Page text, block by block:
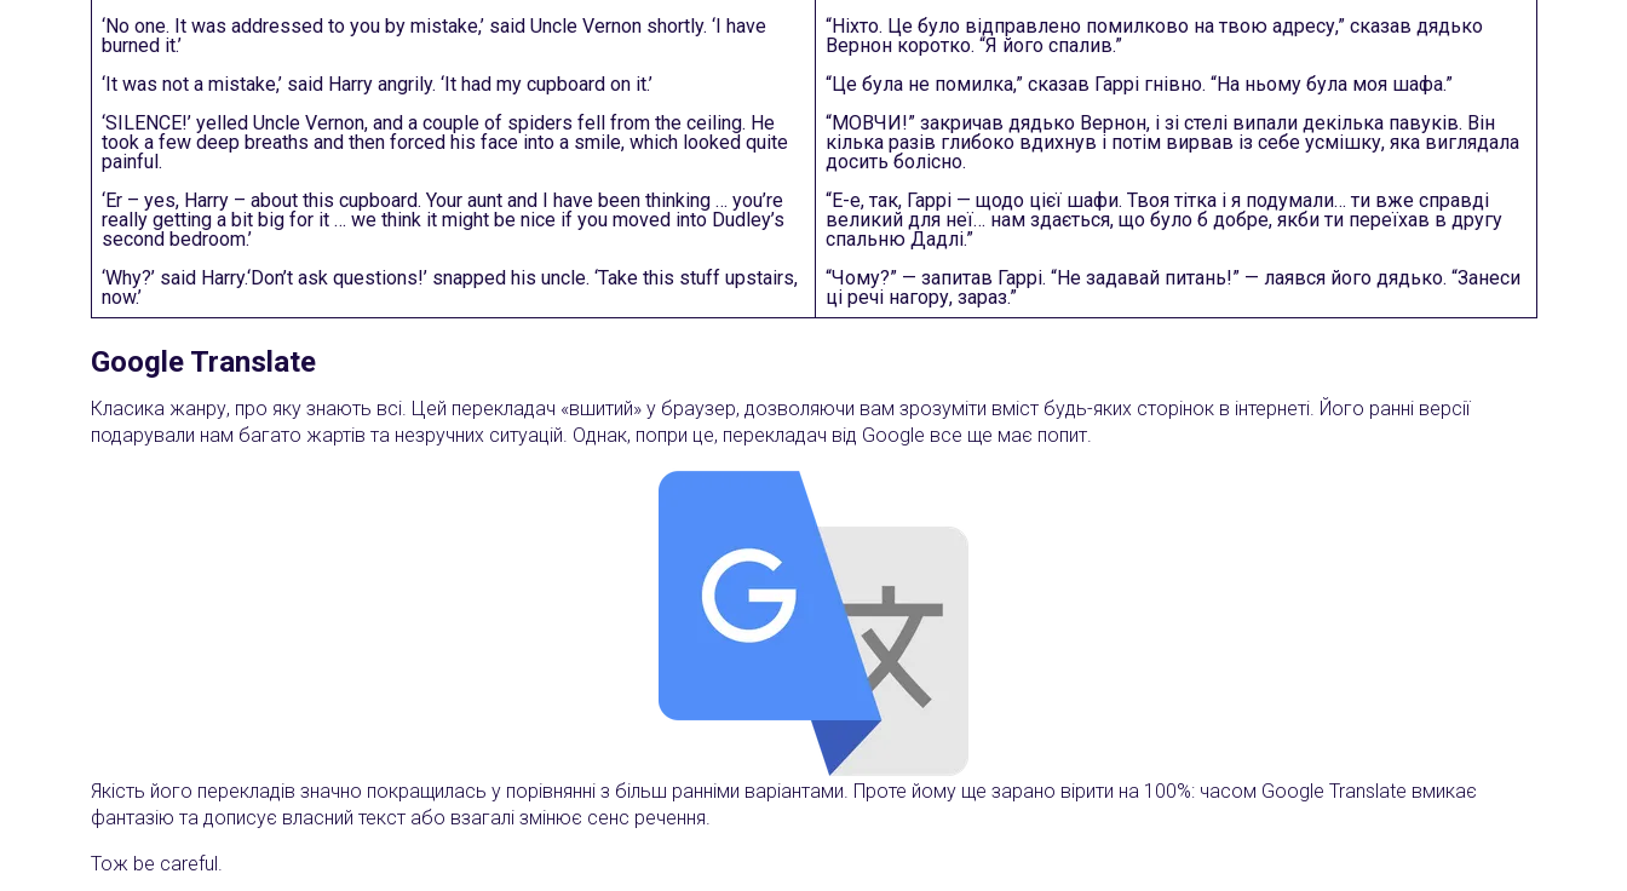
‘No one. It was addressed to you by mistake,’ said Uncle Vernon shortly. ‘I have
burned it.’
‘It was not a mistake,’ said Harry angrily. ‘It had my cupboard on it.’
‘SILENCE!’ yelled Uncle Vernon, and a couple of spiders fell from the ceiling. He
took a few deep breaths and then forced his face into a smile, which looked quite
painful.
‘Er – yes, Harry – about this cupboard. Your aunt and I have been thinking … you’re
really getting a bit big for it … we think it might be nice if you moved into Dudley’s
second bedroom.’
‘Why?’ said Harry.‘Don’t ask questions!’ snapped his uncle. ‘Take this stuff upstairs,
now.’
“Ніхто. Це було відправлено помилково на твою адресу,” сказав дядько
Вернон коротко. “Я його спалив.”
“Це була не помилка,” сказав Гаррі гнівно. “На ньому була моя шафа.”
“МОВЧИ!” закричав дядько Вернон, і зі стелі випали декілька павуків. Він
кілька разів глибоко вдихнув і потім вирвав із себе усмішку, яка виглядала
досить болісно.
“Е-е, так, Гаррі — щодо цієї шафи. Твоя тітка і я подумали… ти вже справді
великий для неї… нам здається, що було б добре, якби ти переїхав в другу
спальню Дадлі.”
“Чому?” — запитав Гаррі. “Не задавай питань!” — лаявся його дядько. “Занеси
ці речі нагору, зараз.”
Google Translate
Класика жанру, про яку знають всі. Цей перекладач «вшитий» у браузер, дозволяючи вам зрозуміти вміст будь-яких сторінок в інтернеті. Його ранні версії
подарували нам багато жартів та незручних ситуацій. Однак, попри це, перекладач від Google все ще має попит.
Якість його перекладів значно покращилась у порівнянні з більш ранніми варіантами. Проте йому ще зарано вірити на 100%: часом Google Translate вмикає
фантазію та дописує власний текст або взагалі змінює сенс речення.
Тож be careful.